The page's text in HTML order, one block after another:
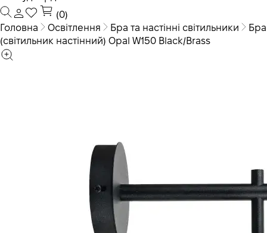
(0)
Головна
Освітлення Бра та настінні світильники
Бра
(світильник настінний) Opal W150 Black/Brass